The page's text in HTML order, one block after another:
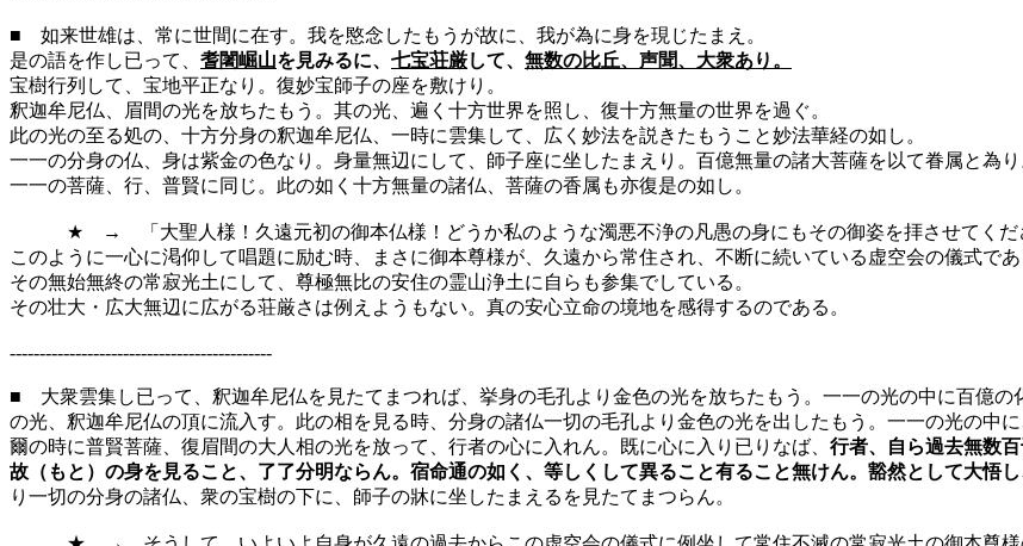
■ 如来世雄は、常に世間に在す。我を愍念したもうが故に、我が為に身を現じたまえ。
是の語を作し已って、 耆闍崛山を見みるに、 七宝荘厳して、 無数の比丘、声聞、大衆あり。
宝樹行列して、宝地平正なり。復妙宝師子の座を敷けり。
釈迦牟尼仏、眉間の光を放ちたもう。其の光、遍く十方世界を照し、復十方無量の世界を過ぐ。
此の光の至る処の、十方分身の釈迦牟尼仏、一時に雲集して、広く妙法を説きたもうこと妙法華経の如し。
一一の分身の仏、身は紫金の色なり。身量無辺にして、師子座に坐したまえり。百億無量の諸大菩薩を以て眷属と為り
一一の菩薩、行、普賢に同じ。此の如く十方無量の諸仏、菩薩の香属も亦復是の如し。
★ → 「大聖人様！久遠元初の御本仏様！どうか私のような濁悪不浄の凡愚の身にもその御姿を拝させてくだ
このように一心に渇仰して唱題に励む時、まさに御本尊様が、久遠から常住され、不断に続いている虚空会の儀式で
その無始無終の常寂光土にして、尊極無比の安住の霊山浄土に自らも参集でしている。
その壮大・広大無辺に広がる荘厳さは例えようもない。真の安心立命の境地を感得するのである。
--------------------------------------------
■ 大衆雲集し已って、釈迦牟尼仏を見たてまつれば、挙身の毛孔より金色の光を放ちたもう。一一の光の中に百億
の光、釈迦牟尼仏の頂に流入す。此の相を見る時、分身の諸仏一切の毛孔より金色の光を出したもう。一一の光の中に
爾の時に普賢菩薩、復眉間の大人相の光を放って、行者の心に入れん。既に心に入り已りなば、 行者、自ら過去無数
故（もと）の身を見ること、了了分明ならん。宿命通の如く、等しくして異ること有ること無けん。豁然として大悟
り一切の分身の諸仏、衆の宝樹の下に、師子の牀に坐したまえるを見たてまつらん。